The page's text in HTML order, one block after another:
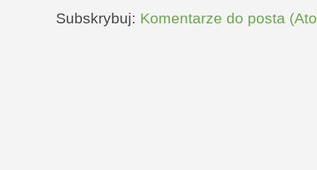
Subskrybuj: Komentarze do posta